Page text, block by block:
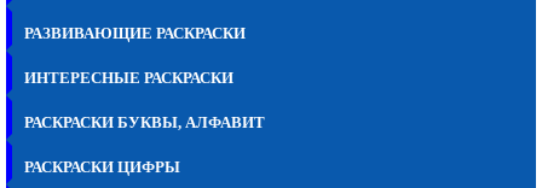
РАЗВИВАЮЩИЕ РАСКРАСКИ
ИНТЕРЕСНЫЕ РАСКРАСКИ
РАСКРАСКИ БУКВЫ, АЛФАВИТ
РАСКРАСКИ ЦИФРЫ